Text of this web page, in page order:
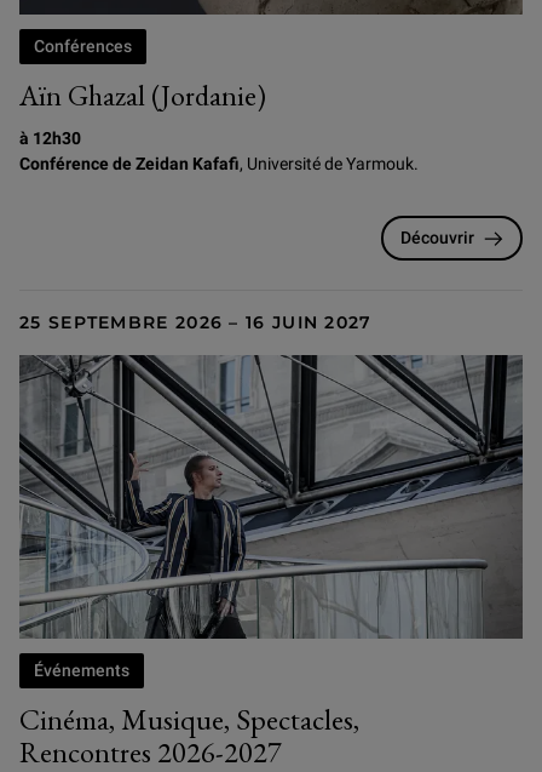
Aïn Ghazal (Jordanie)
Conférences
à 12h30
Conférence de Zeidan Kafafi, Université de Yarmouk.
Découvrir
25 SEPTEMBRE 2026 – 16 JUIN 2027
Cinéma, Musique, Spectacles,
Rencontres 2026-2027
Événements